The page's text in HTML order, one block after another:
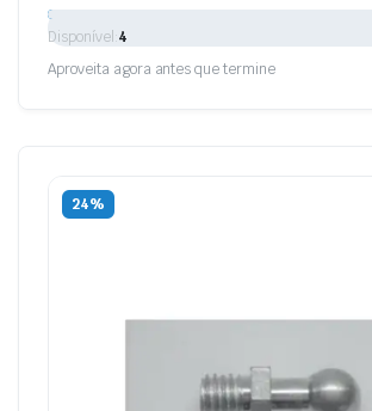
Disponível:4
Aproveita agora antes que termine
24%